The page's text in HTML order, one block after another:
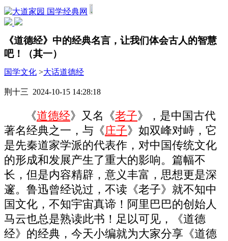
国学经典网
《道德经》中的经典名言，让我们体会古人的智慧
吧！（其一）
国学文化 >大话道德经
荆十三 2024-10-15 14:28:18
《道德经》又名《老子》，是中国古代
著名经典之一，与《庄子》如双峰对峙，它
是先秦道家学派的代表作，对中国传统文化
的形成和发展产生了重大的影响。篇幅不
长，但是内容精辟，意义丰富，思想更是深
邃。鲁迅曾经说过，不读《老子》就不知中
国文化，不知宇宙真谛！阿里巴巴的创始人
马云也总是熟读此书！足以可见，《道德
经》的经典，今天小编就为大家分享《道德